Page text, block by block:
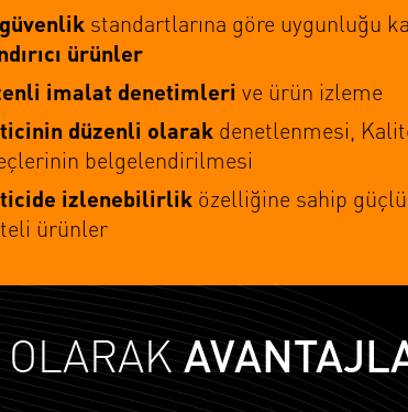
standartlarına göre uygunluğu
ürünler
imalat denetimleri ve ürün izleme
düzenli olarak denetlenmesi,
belgelendirilmesi
izlenebilirlik özelliğine sahip
ürünler
OLARAK